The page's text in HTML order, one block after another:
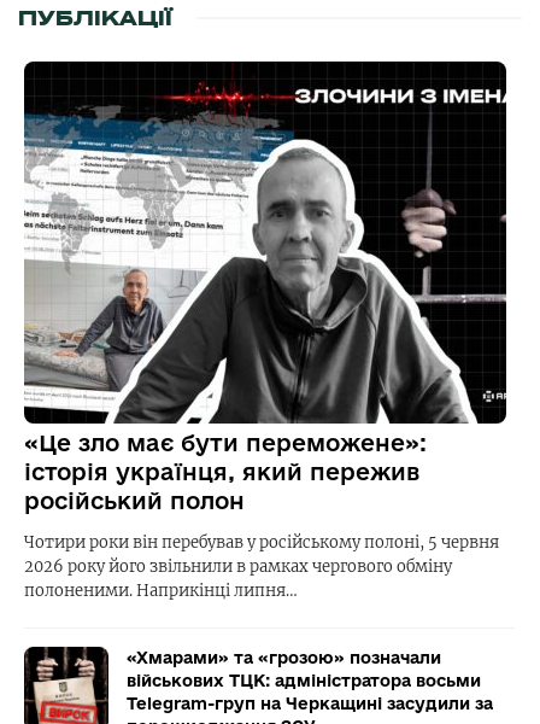
ПУБЛІКАЦІЇ
«Це зло має бути переможене»:
історія українця, який пережив
російський полон
Чотири роки він перебував у російському полоні, 5 червня
2026 року його звільнили в рамках чергового обміну
полоненими. Наприкінці липня…
«Хмарами» та «грозою» позначали
військових ТЦК: адміністратора восьми
Telegram-груп на Черкащині засудили за